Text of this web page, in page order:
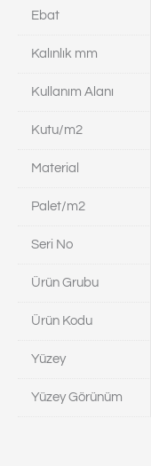
Ebat
Kalınlık mm
Kullanım Alanı
Kutu/m2
Material
Palet/m2
Seri No
Ürün Grubu
Ürün Kodu
Yüzey
Yüzey Görünüm